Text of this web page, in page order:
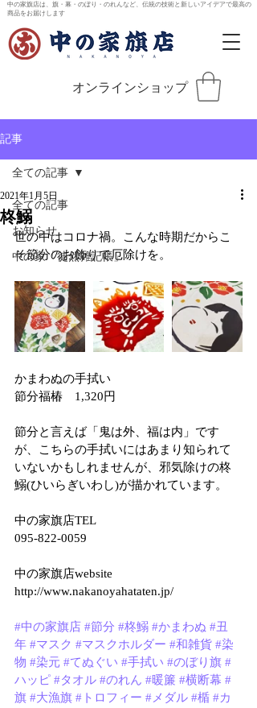
中の家旗店は、旗・幕・のぼり・のれんなど、伝統の技術と新しいアイデアで最高の
商品をお届けします
オンラインショップ
記事
全ての記事
お知らせ
中の家「徒然雑記帳」
全ての記事
柊鰯
2021年1月5日
世の中はコロナ禍。こんな時期だからこ
そ節分のお飾りで厄除けを。
かまわぬの手拭い
節分福椿　1,320円
節分と言えば「鬼は外、福は内」です
が、こちらの手拭いにはあまり知られて
いないかもしれませんが、邪気除けの柊
鰯(ひいらぎいわし)が描かれています。
中の家旗店TEL
095-822-0059
中の家旗店website
http://www.nakanoyahataten.jp/
#中の家旗店 #節分 #柊鰯 #かまわぬ #丑
年 #マスク #マスクホルダー #和雑貨 #染
物 #染元 #てぬぐい #手拭い #のぼり旗 #
ハッピ #タオル #のれん #暖簾 #横断幕 #
旗 #大漁旗 #トロフィー #メダル #楯 #カ